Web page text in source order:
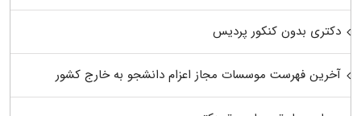
دکتری بدون کنکور پردیس
آخرین فهرست موسسات مجاز اعزام دانشجو به خارج کشور